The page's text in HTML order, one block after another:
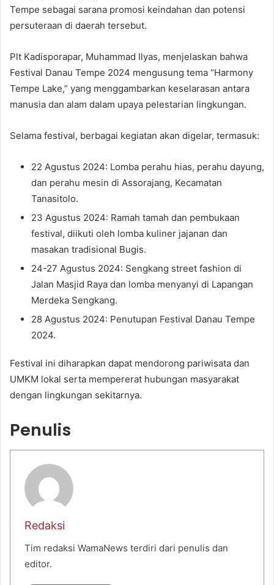
Tempe sebagai sarana promosi keindahan dan potensi
persuteraan di daerah tersebut.
Plt Kadisporapar, Muhammad Ilyas, menjelaskan bahwa
Festival Danau Tempe 2024 mengusung tema “Harmony
Tempe Lake,” yang menggambarkan keselarasan antara
manusia dan alam dalam upaya pelestarian lingkungan.
Selama festival, berbagai kegiatan akan digelar, termasuk:
22 Agustus 2024: Lomba perahu hias, perahu dayung,
dan perahu mesin di Assorajang, Kecamatan
Tanasitolo.
23 Agustus 2024: Ramah tamah dan pembukaan
festival, diikuti oleh lomba kuliner jajanan dan
masakan tradisional Bugis.
24-27 Agustus 2024: Sengkang street fashion di
Jalan Masjid Raya dan lomba menyanyi di Lapangan
Merdeka Sengkang.
28 Agustus 2024: Penutupan Festival Danau Tempe
2024.
Festival ini diharapkan dapat mendorong pariwisata dan
UMKM lokal serta mempererat hubungan masyarakat
dengan lingkungan sekitarnya.
Penulis
Redaksi
Tim redaksi WamaNews terdiri dari penulis dan
editor.